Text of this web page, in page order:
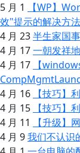
5 月 1
【WP】
效"提示的解决方法
4 月 23半生家国
4 月 17一朝发祥
4 月 17
【
4 月 16
【技巧】
4 月 15
【技巧】
4 月 11
【升级】
4 月 9我们不认识